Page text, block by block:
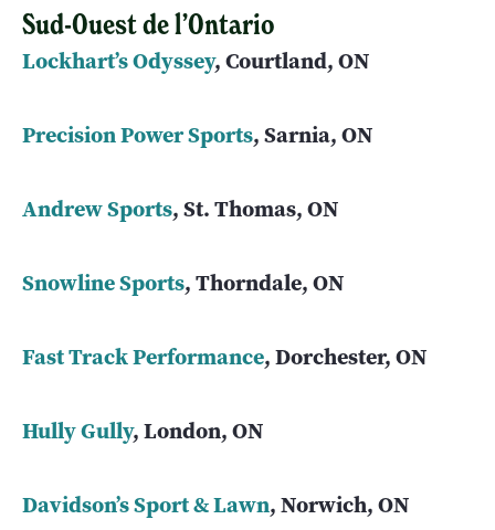
Sud-Ouest de l’Ontario
Lockhart’s Odyssey, Courtland, ON
Precision Power Sports, Sarnia, ON
Andrew Sports, St. Thomas, ON
Snowline Sports, Thorndale, ON
Fast Track Performance, Dorchester, ON
Hully Gully, London, ON
Davidson’s Sport & Lawn, Norwich, ON